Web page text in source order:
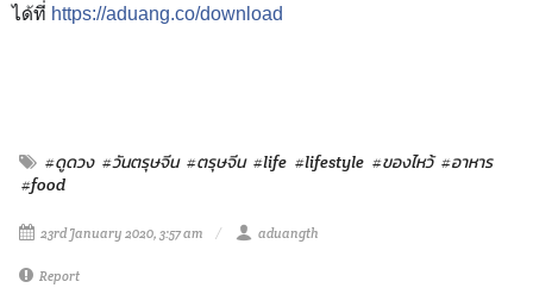
ได้ที่ https://aduang.co/download
#ดูดวง #วันตรุษจีน #ตรุษจีน #life #lifestyle #ของไหว้ #อาหาร
#food
23rd January 2020, 3:57 am aduangth
Report